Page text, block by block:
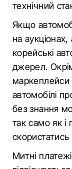
технічний
Якщо
на
корейські
джерел.
маркеплейси
автомобілі
без знання
так само як і
Митні